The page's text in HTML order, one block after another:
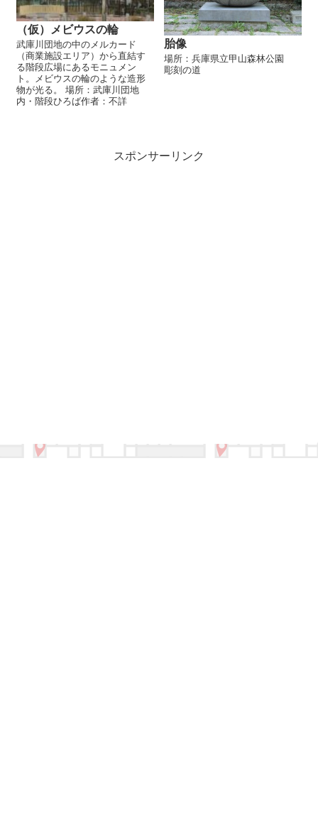
（仮）メビウスの輪
武庫川団地の中のメルカード
（商業施設エリア）から直結す
る階段広場にあるモニュメン
ト。メビウスの輪のような造形
物が光る。 場所：武庫川団地
内・階段ひろば作者：不詳
胎像
場所：兵庫県立甲山森林公園
彫刻の道
スポンサーリンク